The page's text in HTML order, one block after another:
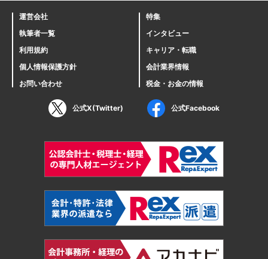
運営会社
執筆者一覧
利用規約
個人情報保護方針
お問い合わせ
特集
インタビュー
キャリア・転職
会計業界情報
税金・お金の情報
公式X(Twitter) 公式Facebook